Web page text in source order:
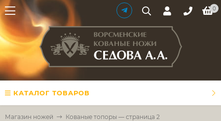
0
КАТАЛОГ ТОВАРОВ
Магазин ножей Кованые топоры — страница 2